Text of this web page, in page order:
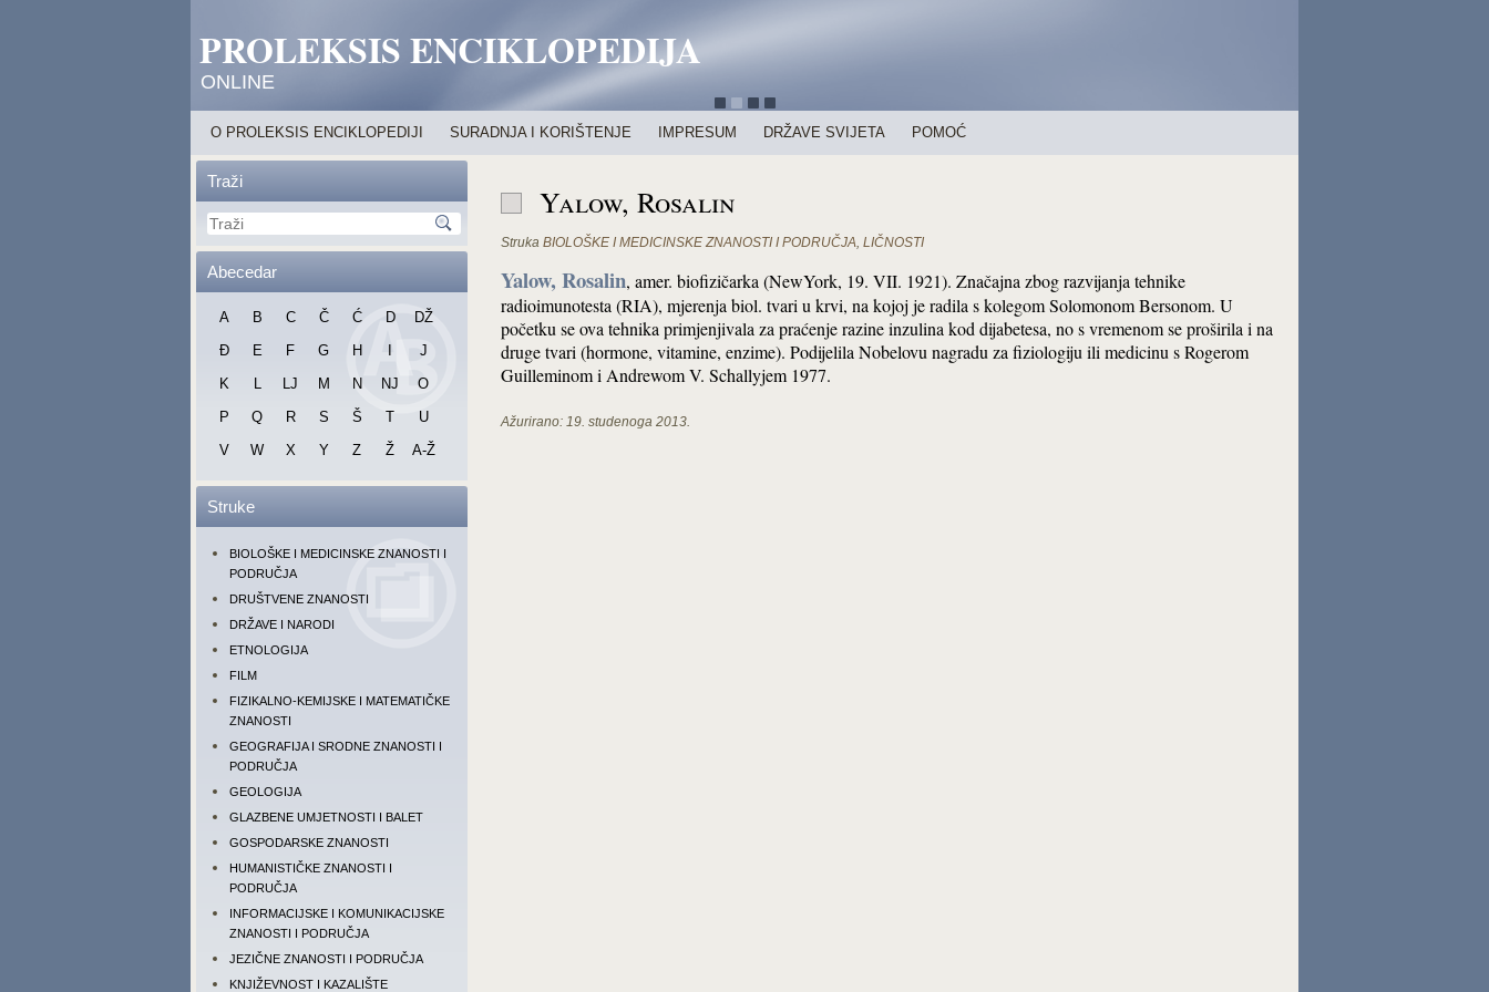
PROLEKSIS ENCIKLOPEDIJA
ONLINE
O PROLEKSIS ENCIKLOPEDIJI SURADNJA I KORIŠTENJE IMPRESUM DRŽAVE SVIJETA POMOĆ
Traži
Abecedar
A B C Č Ć D
DŽ
Đ
E F G H
J
K
L LJ M N NJ
O
P
Q R S Š T
U
V
W X Y Z Ž A-Ž
Struke
BIOLOŠKE I MEDICINSKE ZNANOSTI I
PODRUČJA
DRUŠTVENE ZNANOSTI
DRŽAVE I NARODI
ETNOLOGIJA
FILM
FIZIKALNO-KEMIJSKE I MATEMATIČKE
ZNANOSTI
GEOGRAFIJA I SRODNE ZNANOSTI I
PODRUČJA
GEOLOGIJA
GLAZBENE UMJETNOSTI I BALET
GOSPODARSKE ZNANOSTI
HUMANISTIČKE ZNANOSTI I
PODRUČJA
INFORMACIJSKE I KOMUNIKACIJSKE
ZNANOSTI I PODRUČJA
JEZIČNE ZNANOSTI I PODRUČJA
KNJIŽEVNOST I KAZALIŠTE
Yalow, Rosalin
Struka BIOLOŠKE I MEDICINSKE ZNANOSTI I PODRUČJA, LIČNOSTI
Yalow, Rosalin, amer. biofizičarka (NewYork, 19. VII. 1921). Značajna zbog razvijanja tehnike
radioimunotesta (RIA), mjerenja biol. tvari u krvi, na kojoj je radila s kolegom Solomonom Bersonom. U
početku se ova tehnika primjenjivala za praćenje razine inzulina kod dijabetesa, no s vremenom se proširila i na
druge tvari (hormone, vitamine, enzime). Podijelila Nobelovu nagradu za fiziologiju ili medicinu s Rogerom
Guilleminom i Andrewom V. Schallyjem 1977.
Ažurirano: 19. studenoga 2013.